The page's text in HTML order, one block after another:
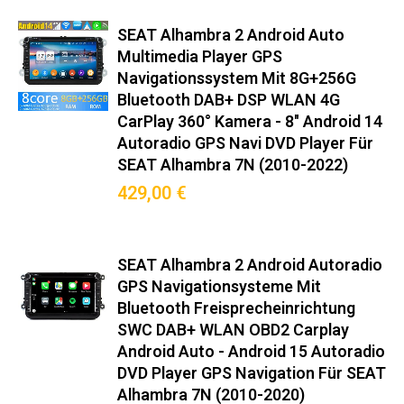
Integration für Ihr Fahrzeug und
volle Systemkompatibilität.
Original-Steckverbinder nach ISO 10487-2
Integrierter CANBUS-Decoder für Bordcomputer-Anzeige
Mitgelieferter Montagerahmen in Wagenfarbe
Keine Modifikationen am Armaturenbrett nötig
Wireless Android Auto™/CarPlay™ (5GHz WiFi)
DAB+ Radio mit RDS-TMC Verkehrsinfos
360° Kamera-Support (Max. 4 Kameras)
OBD2-Diagnose mit Echtzeit-Fahrzeugdaten
Sprachsteuerung via Google Assistant/Siri
Hintergrundprozess-Management für stabile Navigation
SEAT Alhambra 2 Android Auto
Multimedia Player GPS
Navigationssystem Mit 8G+256G
Bluetooth DAB+ DSP WLAN 4G
CarPlay 360° Kamera - 8" Android 14
Autoradio GPS Navi DVD Player Für
SEAT Alhambra 7N (2010-2022)
429,00 €
SEAT Alhambra 2 Android Autoradio
GPS Navigationsysteme Mit
Bluetooth Freisprecheinrichtung
SWC DAB+ WLAN OBD2 Carplay
Android Auto - Android 15 Autoradio
DVD Player GPS Navigation Für SEAT
Alhambra 7N (2010-2020)